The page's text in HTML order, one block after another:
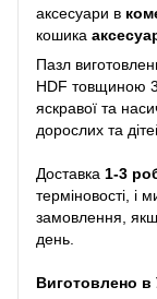
аксесуари в
кошика
Пазл
HDF товщиною
яскравої та
дорослих та
Доставка 1-3
терміновості, і
замовлення,
день.
Виготовлено в